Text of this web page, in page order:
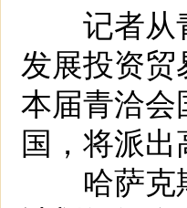
记者从青
发展投资
本届青洽
国，将派
哈萨克斯